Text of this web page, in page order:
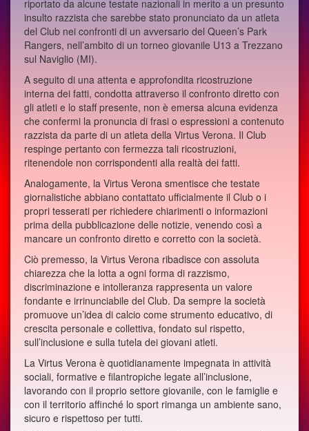
riportato da alcune testate nazionali in merito a un presunto
insulto razzista che sarebbe stato pronunciato da un atleta
del Club nei confronti di un avversario del Queen’s Park
Rangers, nell’ambito di un torneo giovanile U13 a Trezzano
sul Naviglio (MI).
A seguito di una attenta e approfondita ricostruzione
interna dei fatti, condotta attraverso il confronto diretto con
gli atleti e lo staff presente, non è emersa alcuna evidenza
che confermi la pronuncia di frasi o espressioni a contenuto
razzista da parte di un atleta della Virtus Verona. Il Club
respinge pertanto con fermezza tali ricostruzioni,
ritenendole non corrispondenti alla realtà dei fatti.
Analogamente, la Virtus Verona smentisce che testate
giornalistiche abbiano contattato ufficialmente il Club o i
propri tesserati per richiedere chiarimenti o informazioni
prima della pubblicazione delle notizie, venendo così a
mancare un confronto diretto e corretto con la società.
Ciò premesso, la Virtus Verona ribadisce con assoluta
chiarezza che la lotta a ogni forma di razzismo,
discriminazione e intolleranza rappresenta un valore
fondante e irrinunciabile del Club. Da sempre la società
promuove un’idea di calcio come strumento educativo, di
crescita personale e collettiva, fondato sul rispetto,
sull’inclusione e sulla tutela dei giovani atleti.
La Virtus Verona è quotidianamente impegnata in attività
sociali, formative e filantropiche legate all’inclusione,
lavorando con il proprio settore giovanile, con le famiglie e
con il territorio affinché lo sport rimanga un ambiente sano,
sicuro e rispettoso per tutti.